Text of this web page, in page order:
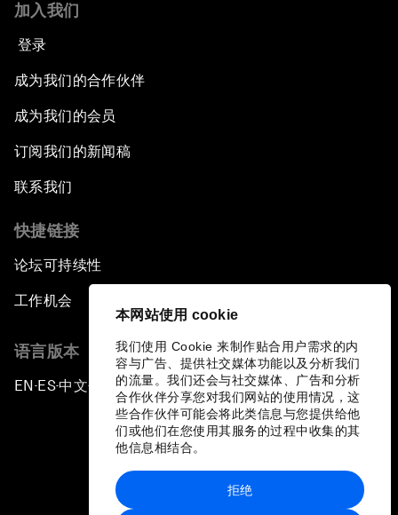
本网站使用 cookie
我们使用 Cookie 来制作贴合用户需求的内
容与广告、提供社交媒体功能以及分析我们
的流量。我们还会与社交媒体、广告和分析
合作伙伴分享您对我们网站的使用情况，这
些合作伙伴可能会将此类信息与您提供给他
们或他们在您使用其服务的过程中收集的其
他信息相结合。
拒绝
加入我们
登录
成为我们的合作伙伴
成为我们的会员
订阅我们的新闻稿
联系我们
快捷链接
论坛可持续性
工作机会
语言版本
EN ▪ES▪中文▪ 日本語